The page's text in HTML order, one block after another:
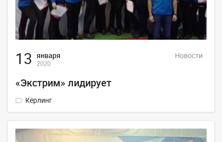
13 января
2020
Новости
«Экстрим» лидирует
Кёрлинг